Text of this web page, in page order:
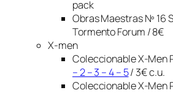
pack
Obras Maestras Nº 16
Tormento Forum / 8€
X-men
Coleccionable X-Men
– 2 – 3 – 4 – 5/ 3€ c.u.
Coleccionable X-Men